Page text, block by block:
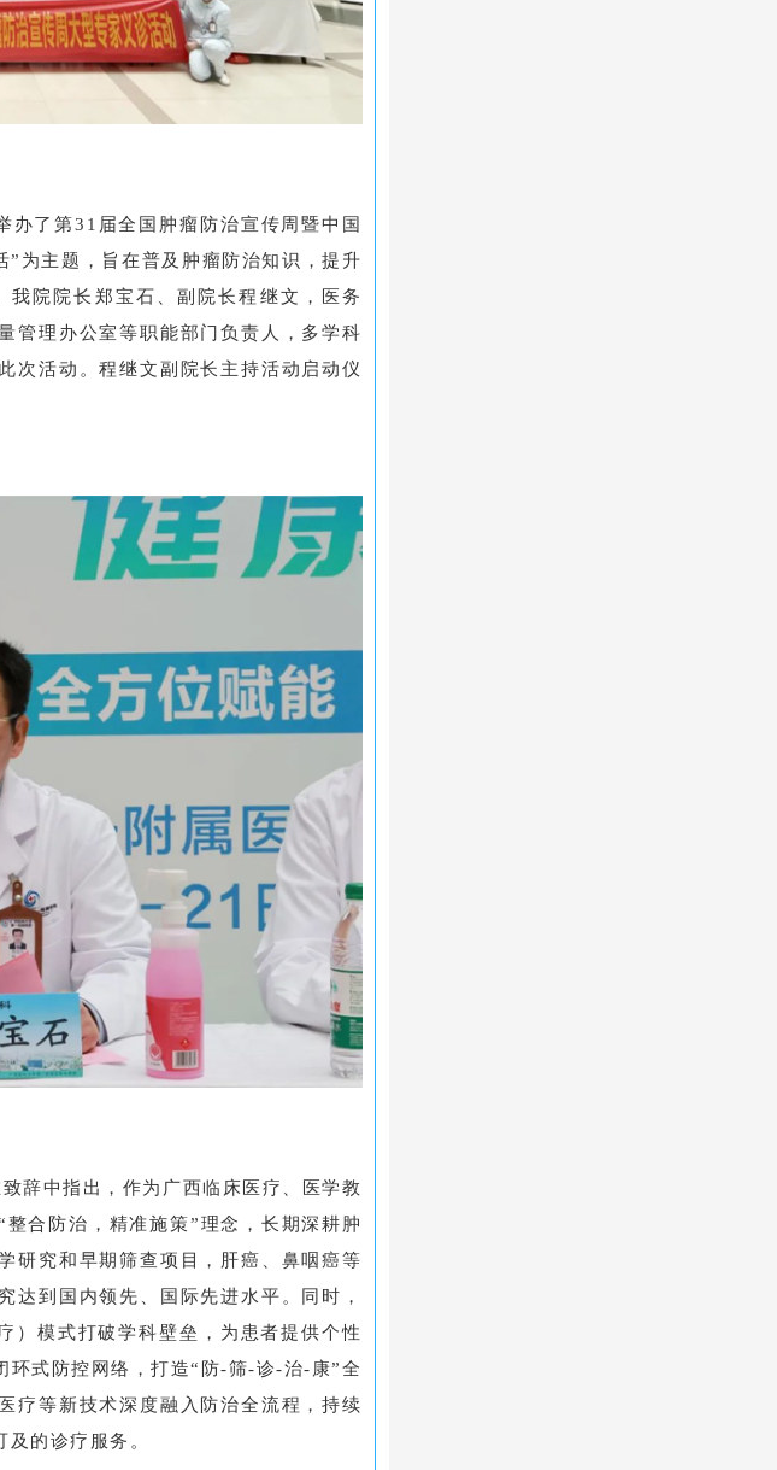
了第31届全国肿瘤防治宣传周暨中国
为主题，旨在普及肿瘤防治知识，提升
院院长郑宝石、副院长程继文，医务
管理办公室等职能部门负责人，多学科
次活动。程继文副院长主持活动启动仪
辞中指出，作为广西临床医疗、医学教
合防治，精准施策”理念，长期深耕肿
研究和早期筛查项目，肝癌、鼻咽癌等
达到国内领先、国际先进水平。同时，
）模式打破学科壁垒，为患者提供个性
环式防控网络，打造“防-筛-诊-治-康”全
疗等新技术深度融入防治全流程，持续
的诊疗服务。